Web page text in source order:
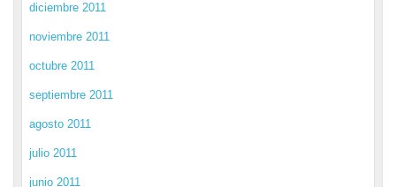
diciembre 2011
noviembre 2011
octubre 2011
septiembre 2011
agosto 2011
julio 2011
junio 2011